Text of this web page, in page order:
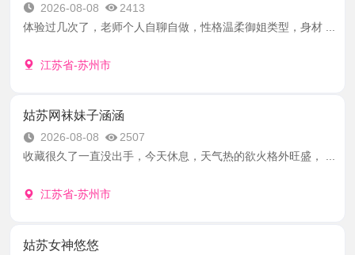
2026-08-08
2413
体验过几次了，老师个人自聊自做，性格温柔御姐类型，身材 ...
江苏省-苏州市
姑苏网袜妹子涵涵
2026-08-08
2507
收藏很久了一直没出手，今天休息，天气热的欲火格外旺盛， ...
江苏省-苏州市
姑苏女神悠悠